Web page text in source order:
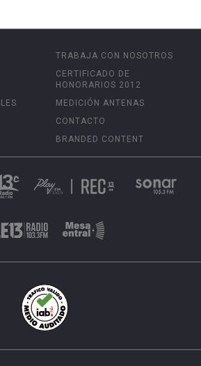
TRABAJA CON NOSOTROS
CERTIFICADO DE
HONORARIOS 2012
MEDICIÓN ANTENAS
CONTACTO
BRANDED CONTENT